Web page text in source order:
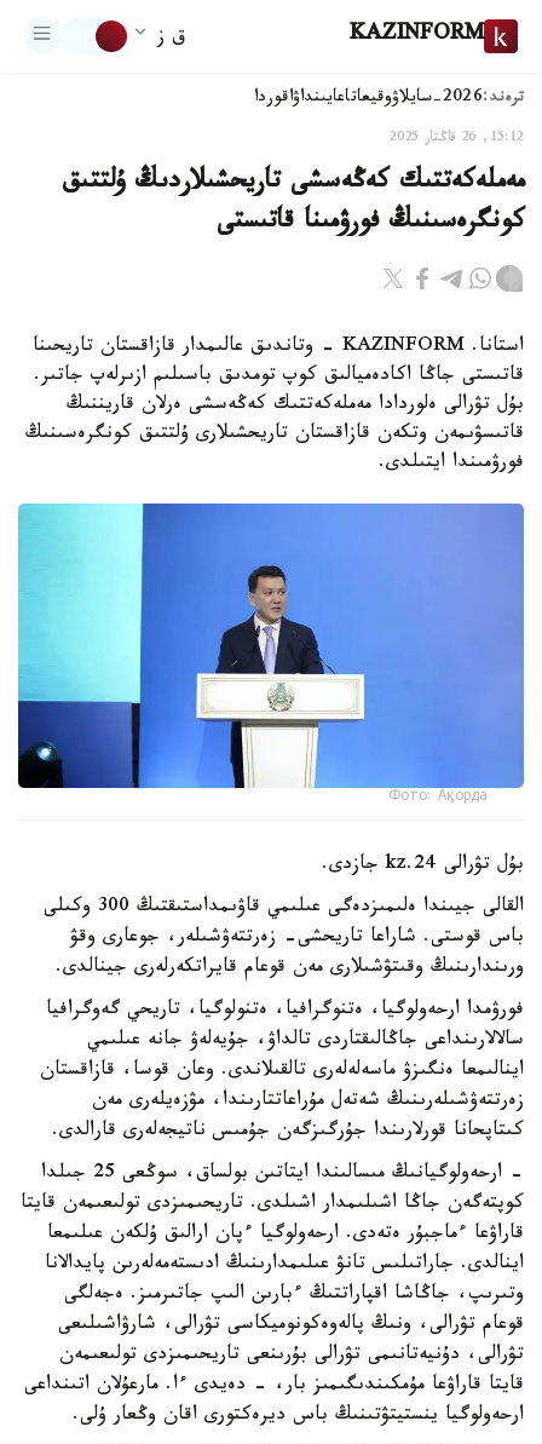
KAZINFORM ق ز
ترەند:2026-سايلاۋ وقيعاتاعايىنداۋاقوردا
15:12, 26 قاڭتار 2025
مەملەكەتتىك كەڭەسشى تاريحشىلاردىڭ ۇلتتىق
كونگرەسىنىڭ فورۋمىنا قاتىستى
استانا. KAZINFORM - وتاندىق عالىمدار قازاقستان تاريحىنا
قاتىستى جاڭا اكادەميالىق كوپ تومدىق باسىلىم ازىرلەپ جاتىر.
بۇل تۋرالى ەلوردادا مەملەكەتتىك كەڭەسشى ەرلان قاريننىڭ
قاتىسۋىمەن وتكەن قازاقستان تاريحشىلارى ۇلتتىق كونگرەسىنىڭ
فورۋمىندا ايتىلدى.
Фото: Ақорда
بۇل تۋرالى 24.kz جازدى.
القالى جيىندا ەلىمىزدەگى عىلىمي قاۋىمداستىقتىڭ 300 وكىلى
باس قوستى. شاراعا تاريحشى- زەرتتەۋشىلەر، جوعارى وقۋ
ورىندارىنىڭ وقىتۋشىلارى مەن قوعام قايراتكەرلەرى جينالدى.
فورۋمدا ارحەولوگيا، ەتنوگرافيا، ەتنولوگيا، تاريحي گەوگرافيا
سالالارىنداعى جاڭالىقتاردى تالداۋ، جۇيەلەۋ جانە عىلىمي
اينالىمعا ەنگىزۋ ماسەلەلەرى تالقىلاندى. وعان قوسا، قازاقستان
زەرتتەۋشىلەرىنىڭ شەتەل مۇراعاتتارىندا، مۋزەيلەرى مەن
كىتاپحانا قورلارىندا جۇرگىزگەن جۇمىس ناتيجەلەرى قارالدى.
- ارحەولوگيانىڭ مىسالىندا ايتاتىن بولساق، سوڭعى 25 جىلدا
كوپتەگەن جاڭا اشىلىمدار اشىلدى. تاريحىمىزدى تولىعىمەن قايتا
قاراۋعا ءماجبۇر ەتەدى. ارحەولوگيا ءپان ارالىق ۇلكەن عىلىمعا
اينالدى. جاراتىلىس تانۋ عىلىمدارىنىڭ ادىستەمەلەرىن پايدالانا
وتىرىپ، جاڭاشا اقپاراتتىڭ ءبارىن الىپ جاتىرمىز. ەجەلگى
قوعام تۋرالى، ونىڭ پالەوەكونوميكاسى تۋرالى، شارۋاشىلىعى
تۋرالى، دۇنيەتانىمى تۋرالى بۇرىنعى تاريحىمىزدى تولىعىمەن
قايتا قاراۋعا مۇمكىندىگىمىز بار، - دەيدى ءا. مارعۇلان اتىنداعى
ارحەولوگيا ينستيتۋتىنىڭ باس ديرەكتورى اقان وڭعار ۇلى.